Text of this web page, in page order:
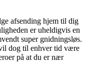
afsending hjem til dig
er uheldigvis en
super gnidningsløs.
dog til enhver tid være
på at du er nær